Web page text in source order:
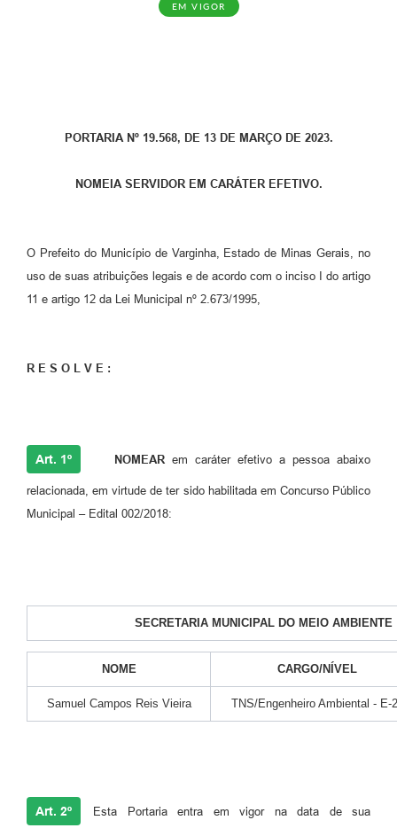
EM VIGOR
PORTARIA Nº 19.568, DE 13 DE MARÇO DE 2023.
NOMEIA SERVIDOR EM CARÁTER EFETIVO.
O Prefeito do Município de Varginha, Estado de Minas Gerais, no
uso de suas atribuições legais e de acordo com o inciso I do artigo
11 e artigo 12 da Lei Municipal nº 2.673/1995,
R E S O L V E :
Art. 1º NOMEAR em caráter efetivo a pessoa abaixo
relacionada, em virtude de ter sido habilitada em Concurso Público
Municipal – Edital 002/2018:
SECRETARIA MUNICIPAL DO MEIO AMBIENTE
NOME CARGO/NÍVEL
Samuel Campos Reis Vieira TNS/Engenheiro Ambiental - E-
Art. 2º Esta Portaria entra em vigor na data de sua